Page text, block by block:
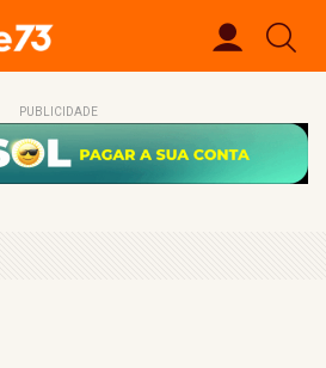
PUBLICIDADE